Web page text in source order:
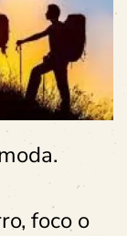
foco o